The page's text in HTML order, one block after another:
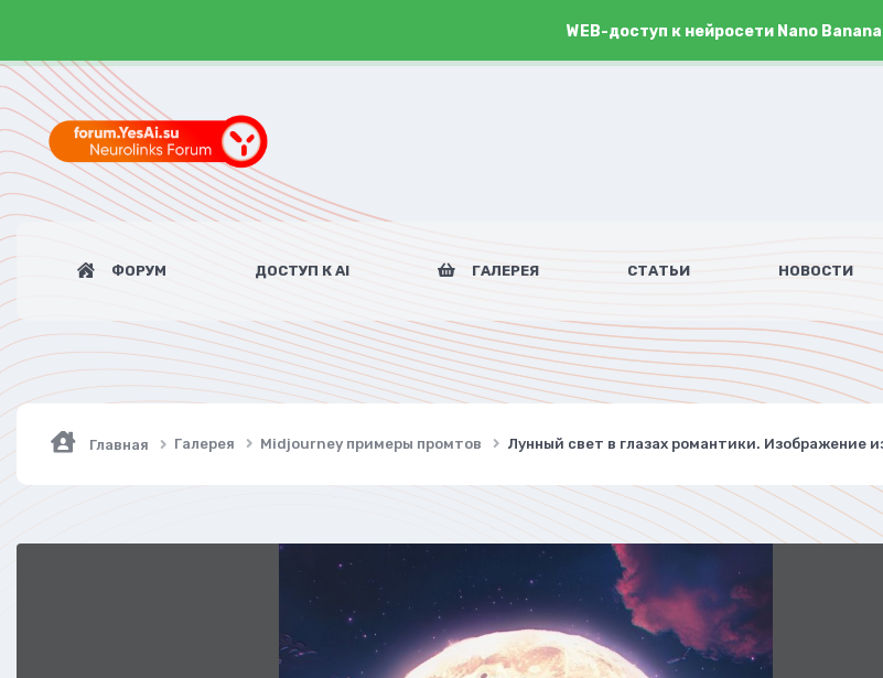
WEB-доступ к нейросети Nano Banana
ФОРУМ ДОСТУП К AI ГАЛЕРЕЯ СТАТЬИ НОВОСТИ
Главная Галерея Midjourney примеры промтов Лунный свет в глазах романтики. Изображение